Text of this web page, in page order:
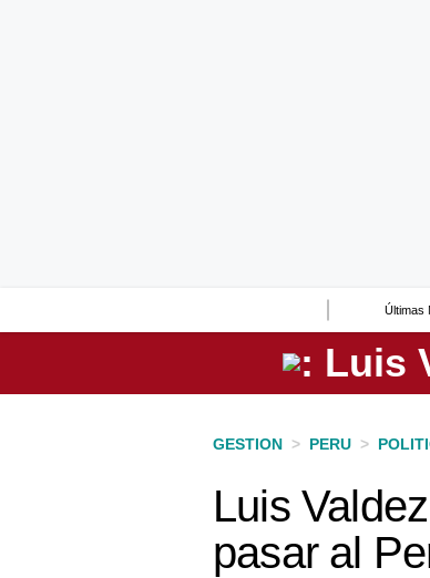
Últimas
Perú
GESTION > PERU >
Luis
pasar al